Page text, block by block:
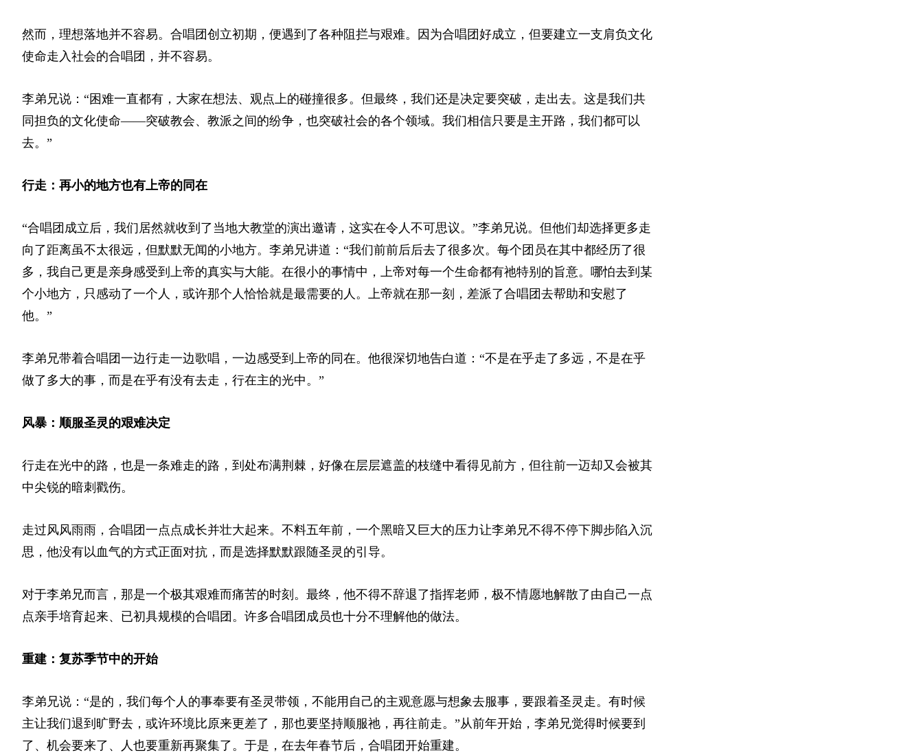
然而，理想落地并不容易。合唱团创立初期，便遇到了各种阻拦与艰难。因为合唱团好成立，但要建立一支肩负文化
使命走入社会的合唱团，并不容易。
李弟兄说：“困难一直都有，大家在想法、观点上的碰撞很多。但最终，我们还是决定要突破，走出去。这是我们共
同担负的文化使命——突破教会、教派之间的纷争，也突破社会的各个领域。我们相信只要是主开路，我们都可以
去。”
行走：再小的地方也有上帝的同在
“合唱团成立后，我们居然就收到了当地大教堂的演出邀请，这实在令人不可思议。”李弟兄说。但他们却选择更多走
向了距离虽不太很远，但默默无闻的小地方。李弟兄讲道：“我们前前后后去了很多次。每个团员在其中都经历了很
多，我自己更是亲身感受到上帝的真实与大能。在很小的事情中，上帝对每一个生命都有祂特别的旨意。哪怕去到某
个小地方，只感动了一个人，或许那个人恰恰就是最需要的人。上帝就在那一刻，差派了合唱团去帮助和安慰了
他。”
李弟兄带着合唱团一边行走一边歌唱，一边感受到上帝的同在。他很深切地告白道：“不是在乎走了多远，不是在乎
做了多大的事，而是在乎有没有去走，行在主的光中。”
风暴：顺服圣灵的艰难决定
行走在光中的路，也是一条难走的路，到处布满荆棘，好像在层层遮盖的枝缝中看得见前方，但往前一迈却又会被其
中尖锐的暗刺戳伤。
走过风风雨雨，合唱团一点点成长并壮大起来。不料五年前，一个黑暗又巨大的压力让李弟兄不得不停下脚步陷入沉
思，他没有以血气的方式正面对抗，而是选择默默跟随圣灵的引导。
对于李弟兄而言，那是一个极其艰难而痛苦的时刻。最终，他不得不辞退了指挥老师，极不情愿地解散了由自己一点
点亲手培育起来、已初具规模的合唱团。许多合唱团成员也十分不理解他的做法。
重建：复苏季节中的开始
李弟兄说：“是的，我们每个人的事奉要有圣灵带领，不能用自己的主观意愿与想象去服事，要跟着圣灵走。有时候
主让我们退到旷野去，或许环境比原来更差了，那也要坚持顺服祂，再往前走。”从前年开始，李弟兄觉得时候要到
了、机会要来了、人也要重新再聚集了。于是，在去年春节后，合唱团开始重建。